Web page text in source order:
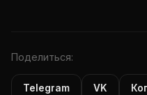
Поделиться:
Telegram VK